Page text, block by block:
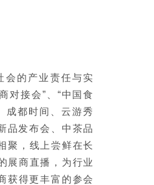
的产业责任与实
对接会”、“中国食
成都时间、云游秀
品发布会、中茶品
聚，线上尝鲜在长
展商直播，为行业
获得更丰富的参会